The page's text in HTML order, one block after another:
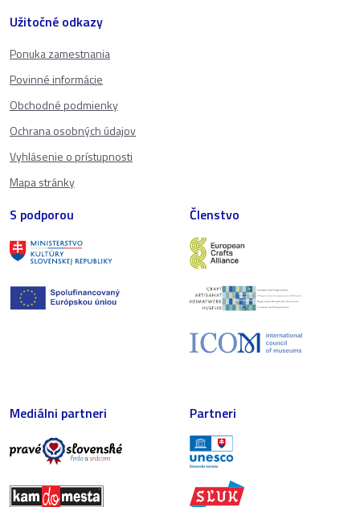
Užitočné odkazy
Ponuka zamestnania
Povinné informácie
Obchodné podmienky
Ochrana osobných údajov
Vyhlásenie o prístupnosti
Mapa stránky
S podporou Členstvo
Mediálni partneri Partneri